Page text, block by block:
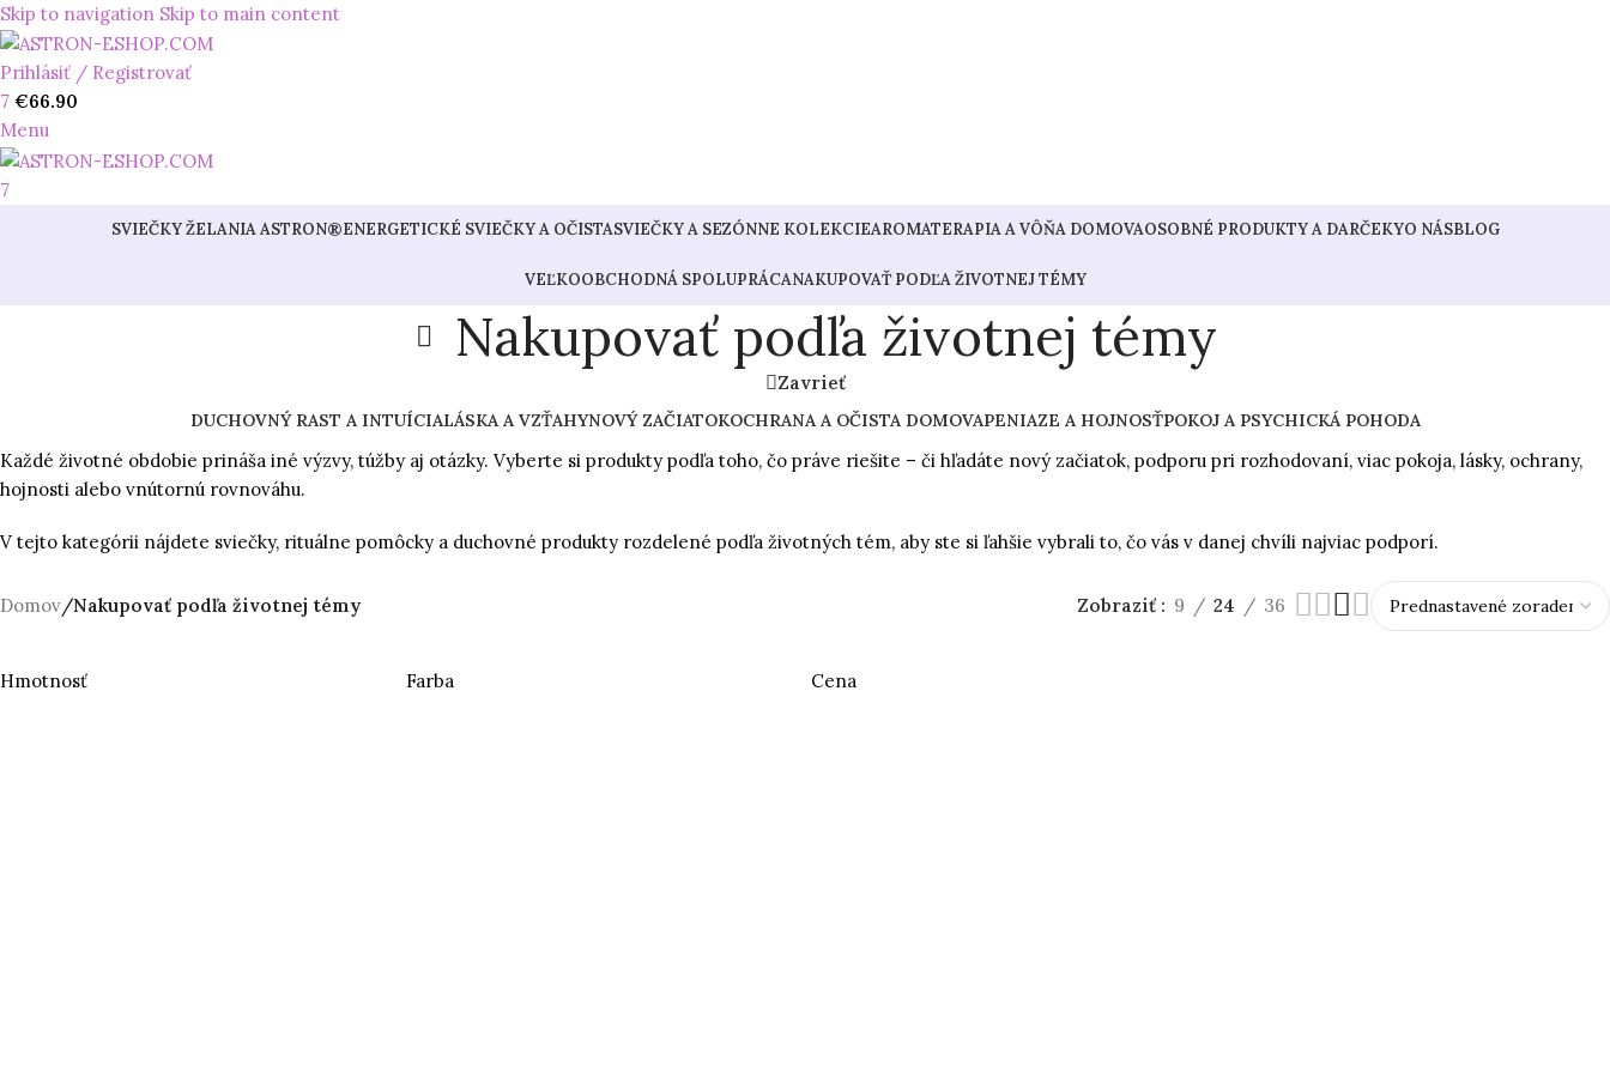
Skip to navigation Skip to main content
Prihlásiť / Registrovať
7 €66.90
Menu
7
SVIEČKY ŽELANIA ASTRON®ENERGETICKÉ SVIEČKY A OČISTASVIEČKY A SEZÓNNE KOLEKCIEAROMATERAPIA A VÔŇA DOMOVAOSOBNÉ PRODUKTY A DARČEKYO NÁSBLOG
VEĽKOOBCHODNÁ SPOLUPRÁCANAKUPOVAŤ PODĽA ŽIVOTNEJ TÉMY
Nakupovať podľa životnej témy
Zavrieť
DUCHOVNÝ RAST A INTUÍCIALÁSKA A VZŤAHYNOVÝ ZAČIATOKOCHRANA A OČISTA DOMOVAPENIAZE A HOJNOSŤPOKOJ A PSYCHICKÁ POHODA
Každé životné obdobie prináša iné výzvy, túžby aj otázky. Vyberte si produkty podľa toho, čo práve riešite – či hľadáte nový začiatok, podporu pri rozhodovaní, viac pokoja, lásky, ochrany,
hojnosti alebo vnútornú rovnováhu.
V tejto kategórii nájdete sviečky, rituálne pomôcky a duchovné produkty rozdelené podľa životných tém, aby ste si ľahšie vybrali to, čo vás v danej chvíli najviac podporí.
Domov/Nakupovať podľa životnej témy Zobraziť 9 24 36
Hmotnosť Farba Cena